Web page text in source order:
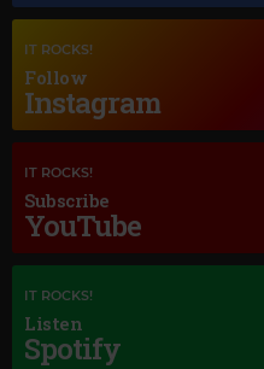
Magic Jazz
IT ROCKS!
Follow
Instagram
IT ROCKS!
Subscribe
YouTube
IT ROCKS!
Listen
Spotify